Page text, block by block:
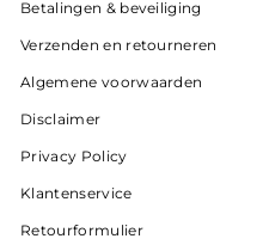
Betalingen & beveiliging
Verzenden en retourneren
Algemene voorwaarden
Disclaimer
Privacy Policy
Klantenservice
Retourformulier